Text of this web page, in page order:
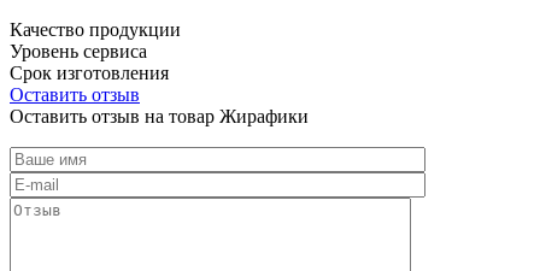
Качество продукции
Уровень сервиса
Срок изготовления
Оставить отзыв
Оставить отзыв на товар Жирафики